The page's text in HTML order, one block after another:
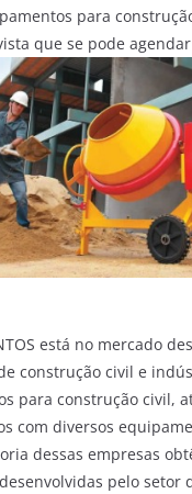
para
que se pode
está no mercado
construção civil e
para construção civil,
com diversos
dessas empresas
pelo setor